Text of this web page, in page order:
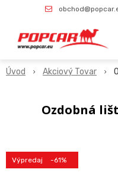
Úvod Akciový Tovar
Ozdobná
Výpredaj -61%